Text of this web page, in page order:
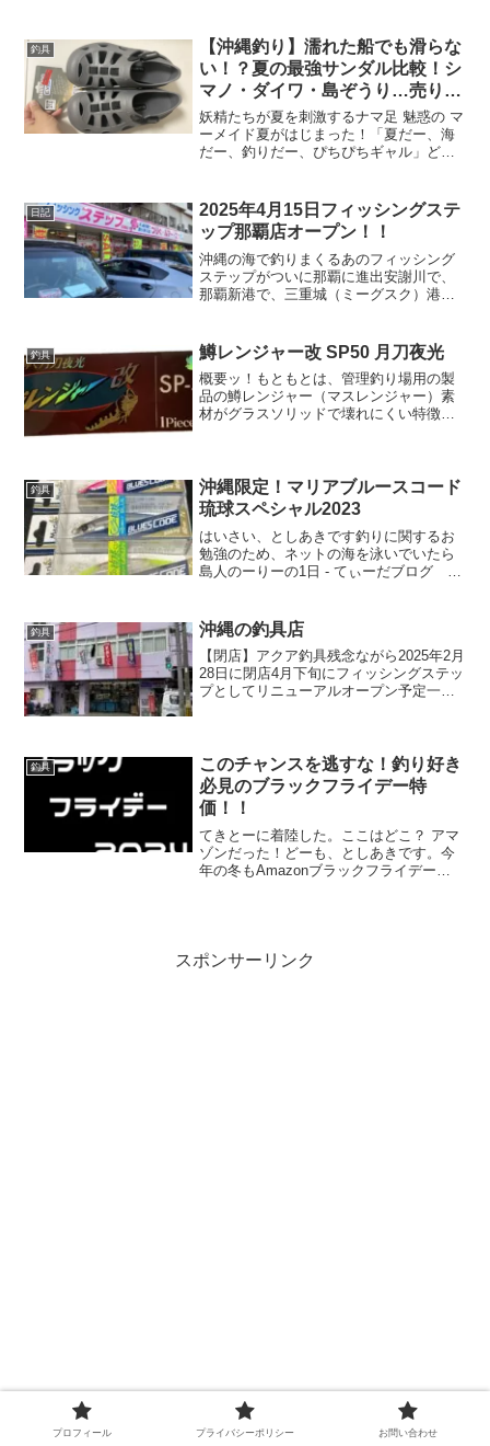
釣具
【沖縄釣り】濡れた船でも滑らな
い！？夏の最強サンダル比較！シ
マノ・ダイワ・島ぞうり…売り切
れ必至の5選＋1！
妖精たちが夏を刺激するナマ足 魅惑の マ
ーメイド夏がはじまった！「夏だー、海
だー、釣りだー、ぴちぴちギャル」どう
う、快適な「サンダル」です！「釣りの
時もクロックスでいい...
日記
2025年4月15日フィッシングステ
ップ那覇店オープン！！
沖縄の海で釣りまくるあのフィッシング
ステップがついに那覇に進出安謝川で、
那覇新港で、三重城（ミーグスク）港で
記念セールが開催されています。セール
の詳細や、実際...
釣具 鱒レンジャー改 SP50 月刀夜光
概要ッ！もともとは、管理釣り場用の製
品の鱒レンジャー（マスレンジャー）素
材がグラスソリッドで壊れにくい特徴が
分はサブロッドとし...
釣具
沖縄限定！マリアブルースコード
琉球スペシャル2023
はいさい、としあきです釣りに関するお
勉強のため、ネットの海を泳いでいたら
島人のーりーの1日 - てぃーだブログ で
たフィッシングショーには行ったけど、
そのときは目...
釣具 沖縄の釣具店
【閉店】アクア釣具残念ながら2025年2月
28日に閉店4月下旬にフィッシングステッ
プとしてリニューアルオープン予定一番
曙店いっち...
釣具
このチャンスを逃すな！釣り好き
必見のブラックフライデー特
価！！
てきとーに着陸した。ここはどこ？ アマ
ゾンだった！どーも、としあきです。今
年の冬もAmazonブラックフライデー
スポンサーリンク
プロフィール プライバシーポリシー お問い合わせ